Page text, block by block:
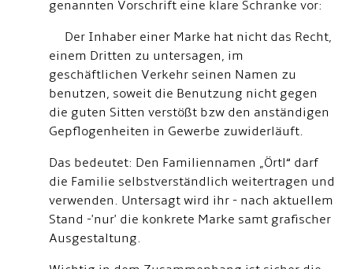
genannten Vorschrift eine klare Schranke vor:
Der Inhaber einer Marke hat nicht das Recht,
einem Dritten zu untersagen, im
geschäftlichen Verkehr seinen Namen zu
benutzen, soweit die Benutzung nicht gegen
die guten Sitten verstößt bzw den anständigen
Gepflogenheiten in Gewerbe zuwiderläuft.
Das bedeutet: Den Familiennamen „Örtl“ darf
die Familie selbstverständlich weitertragen und
verwenden. Untersagt wird ihr - nach aktuellem
Stand -'nur' die konkrete Marke samt grafischer
Ausgestaltung.